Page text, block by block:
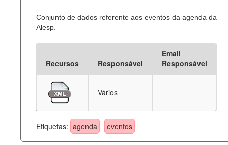
Planejamento
Catálogo de dados
Deputados Estaduais
Administração
Legislação
Conjunto de dados referente aos eventos da agenda da
Alesp.
Recursos Responsável
Email
Responsável
Vários
Etiquetas: agenda eventos